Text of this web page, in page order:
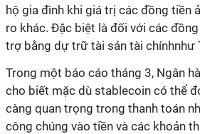
hộ gia đình khi giá trị các đồng tiền
ro khác. Đặc biệt là đối với các
trợ bằng dự trữ tài sản tài chínhnhư
Trong một báo cáo tháng 3, Ngân
cho biết mặc dù stablecoin có thể
càng quan trọng trong thanh toán
công chúng vào tiền và các khoản